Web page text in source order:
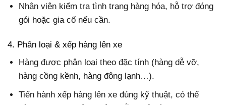
Nhân viên kiểm tra tình trạng hàng hóa, hỗ trợ đóng
gói hoặc gia cố nếu cần.
4. Phân loại & xếp hàng lên xe
Hàng được phân loại theo đặc tính (hàng dễ vỡ,
hàng cồng kềnh, hàng đông lạnh…).
Tiến hành xếp hàng lên xe đúng kỹ thuật, có thể